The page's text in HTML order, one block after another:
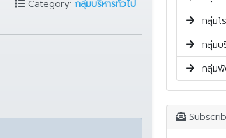
Category: กลุ่มบริหารทั่วไป
กลุ่มโ
กลุ่มบ
กลุ่มพั